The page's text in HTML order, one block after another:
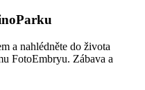
a nahlédněte do života
FotoEmbryu. Zábava a